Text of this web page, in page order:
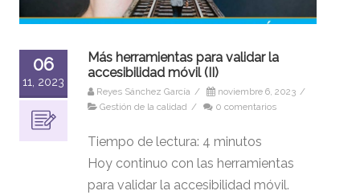
06
11, 2023
Más herramientas para validar la
accesibilidad móvil (II)
Reyes Sánchez García / noviembre 6, 2023 /
Gestión de la calidad / 0 comentarios
Tiempo de lectura: 4 minutos
Hoy continuo con las herramientas
para validar la accesibilidad móvil.